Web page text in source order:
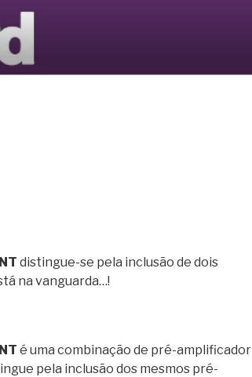
LTD
distingue-se pela inclusão de dois
na vanguarda…!
é uma combinação de pré-amplificador
pela inclusão dos mesmos pré-